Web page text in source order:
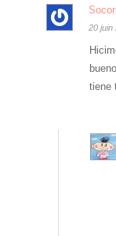
20 juin
tiene